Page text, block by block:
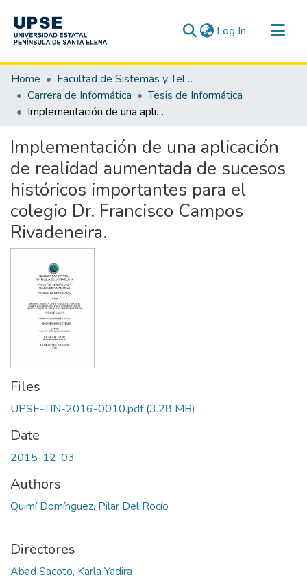
Log In (current)
Communities & Collections
All of DSpace
Statistics
Home
Facultad de Sistemas y Telecomunicaciones
Carrera de Informática
Tesis de Informática
Implementación de una aplicación de realidad aumentada de sucesos históricos importantes para el colegio Dr. Francisco Campos Rivadeneira.
Implementación de una aplicación
de realidad aumentada de sucesos
históricos importantes para el
colegio Dr. Francisco Campos
Rivadeneira.
Files
UPSE-TIN-2016-0010.pdf(3.28 MB)
Date
2015-12-03
Authors
Quimí Domínguez, Pilar Del Rocío
Directores
Abad Sacoto, Karla Yadira